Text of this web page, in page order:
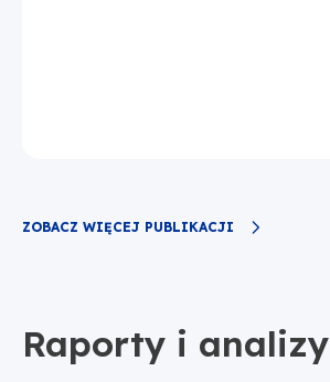
ZOBACZ WIĘCEJ PUBLIKACJI
Raporty i analizy